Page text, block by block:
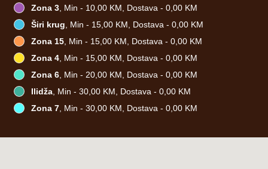
Zona 3, Min - 10,00 KM, Dostava - 0,00 KM
Širi krug, Min - 15,00 KM, Dostava - 0,00 KM
Zona 15, Min - 15,00 KM, Dostava - 0,00 KM
Zona 4, Min - 15,00 KM, Dostava - 0,00 KM
Zona 6, Min - 20,00 KM, Dostava - 0,00 KM
Ilidža, Min - 30,00 KM, Dostava - 0,00 KM
Zona 7, Min - 30,00 KM, Dostava - 0,00 KM